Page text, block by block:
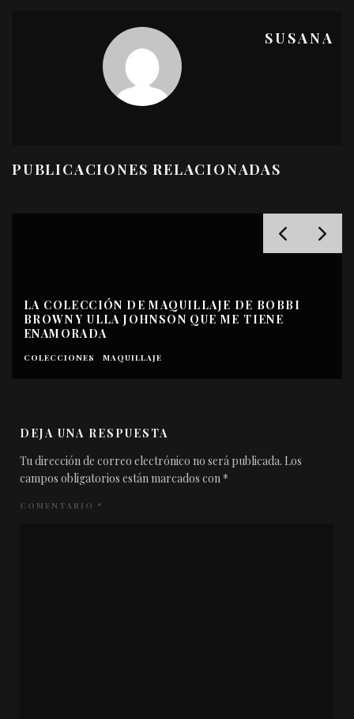
SUSANA
PUBLICACIONES RELACIONADAS
LA COLECCIÓN DE MAQUILLAJE DE BOBBI
BROWN Y ULLA JOHNSON QUE ME TIENE
ENAMORADA
COLECCIONES MAQUILLAJE
DEJA UNA RESPUESTA
Tu dirección de correo electrónico no será publicada. Los
campos obligatorios están marcados con *
COMENTARIO *